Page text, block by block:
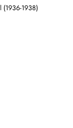
1938)